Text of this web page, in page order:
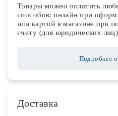
Товары можно оплатить
способов: онлайн при
или картой в магазине при
счету (для юридических
Подробнее
Доставка